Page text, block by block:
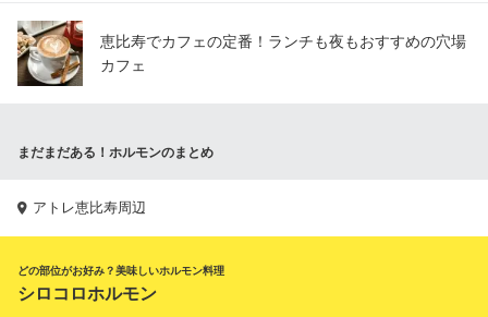
恵比寿でカフェの定番！ランチも夜もおすすめの穴場
カフェ
まだまだある！ホルモンのまとめ
アトレ恵比寿周辺
どの部位がお好み？美味しいホルモン料理
シロコロホルモン